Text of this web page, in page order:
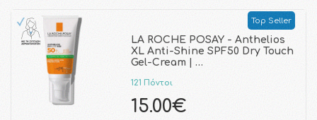
Top Seller
LA ROCHE POSAY - Anthelios
XL Anti-Shine SPF50 Dry Touch
Gel-Cream | …
121 Πόντοι
15.00€